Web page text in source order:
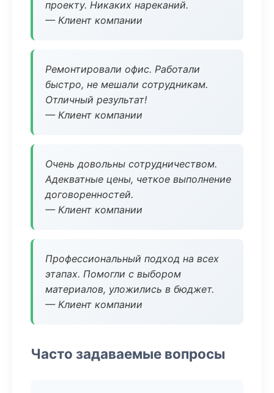
проекту. Никаких нареканий.
— Клиент компании
Ремонтировали офис. Работали
быстро, не мешали сотрудникам.
Отличный результат!
— Клиент компании
Очень довольны сотрудничеством.
Адекватные цены, четкое выполнение
договоренностей.
— Клиент компании
Профессиональный подход на всех
этапах. Помогли с выбором
материалов, уложились в бюджет.
— Клиент компании
Часто задаваемые вопросы